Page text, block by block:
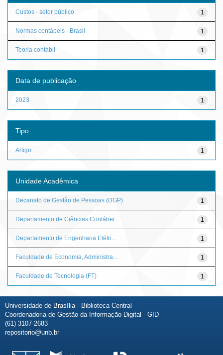
1
Custos - setor público
1
Normas contábeis - Brasil
1
Teoria contábil
Data de publicação
1
2023
Tipo
1
Artigo
Unidade Acadêmica
1
Decanato de Gestão de Pessoas (DGP)
1
Departamento de Ciências Contábei...
1
Departamento de Engenharia Elétri...
1
Faculdade de Economia, Administra...
1
Faculdade de Tecnologia (FT)
Universidade de Brasília - Biblioteca Central
Coordenadoria de Gestão da Informação Digital - GID
(61) 3107-2683
repositorio@unb.br